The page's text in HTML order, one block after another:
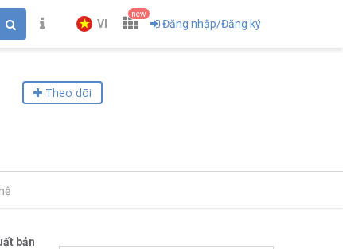
VI
new
Đăng nhập/Đăng ký
Theo dõi
bản